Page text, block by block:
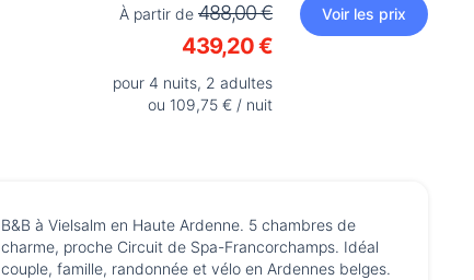
À partir de 488,00 €
439,20 €
pour 4 nuits, 2 adultes
ou 109,75 € / nuit
Voir les prix
B&B à Vielsalm en Haute Ardenne. 5 chambres de
charme, proche Circuit de Spa-Francorchamps. Idéal
couple, famille, randonnée et vélo en Ardennes belges.